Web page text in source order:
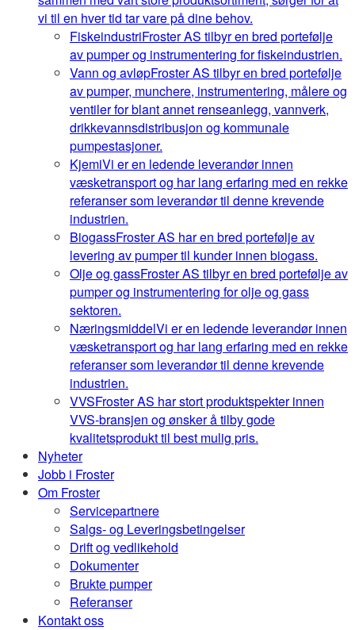
vi til en hver tid tar vare på dine behov.
FiskeindustriFroster AS tilbyr en bred portefølje
av pumper og instrumentering for fiskeindustrien.
Vann og avløpFroster AS tilbyr en bred portefølje
av pumper, munchere, instrumentering, målere og
ventiler for blant annet renseanlegg, vannverk,
drikkevannsdistribusjon og kommunale
pumpestasjoner.
KjemiVi er en ledende leverandør innen
væsketransport og har lang erfaring med en rekke
referanser som leverandør til denne krevende
industrien.
BiogassFroster AS har en bred portefølje av
levering av pumper til kunder innen biogass.
Olje og gassFroster AS tilbyr en bred portefølje av
pumper og instrumentering for olje og gass
sektoren.
NæringsmiddelVi er en ledende leverandør innen
væsketransport og har lang erfaring med en rekke
referanser som leverandør til denne krevende
industrien.
VVSFroster AS har stort produktspekter innen
VVS-bransjen og ønsker å tilby gode
kvalitetsprodukt til best mulig pris.
Nyheter
Jobb i Froster
Om Froster
Servicepartnere
Salgs- og Leveringsbetingelser
Drift og vedlikehold
Dokumenter
Brukte pumper
Referanser
Kontakt oss